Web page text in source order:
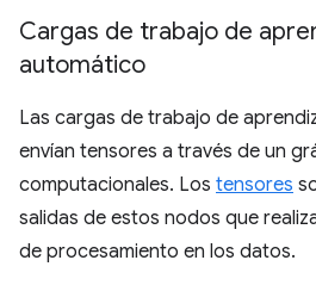
Cargas de trabajo de
automático
Las cargas de trabajo de
envían tensores a través de un
computacionales. Los tensores
salidas de estos nodos que
de procesamiento en los datos.